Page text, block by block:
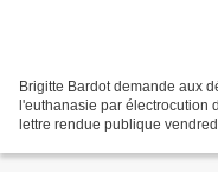
Brigitte Bardot demande aux
l'euthanasie par électrocution
lettre rendue publique